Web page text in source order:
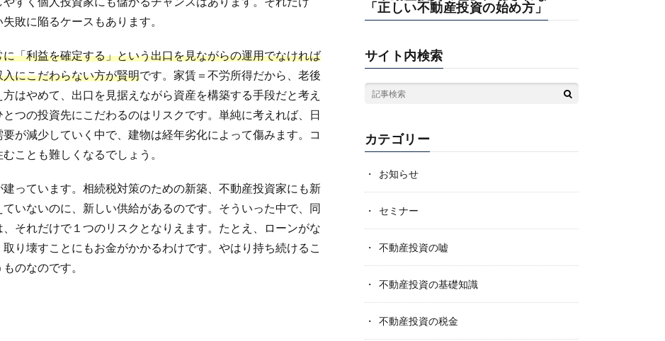
敗に陥るケースもあります。
に「利益を確定する」という出口を見ながらの運用でなければ
にこだわらない方が賢明です。家賃＝不労所得だから、老後
はやめて、出口を見据えながら資産を構築する手段だと考え
つの投資先にこだわるのはリスクです。単純に考えれば、日
が減少していく中で、建物は経年劣化によって傷みます。コ
ことも難しくなるでしょう。
っています。相続税対策のための新築、不動産投資家にも新
いないのに、新しい供給があるのです。そういった中で、同
それだけで１つのリスクとなりえます。たとえ、ローンがな
り壊すことにもお金がかかるわけです。やはり持ち続けるこ
のなのです。
「正しい不動産投資の始め方」
サイト内検索
カテゴリー
お知らせ
セミナー
不動産投資の嘘
不動産投資の基礎知識
不動産投資の税金